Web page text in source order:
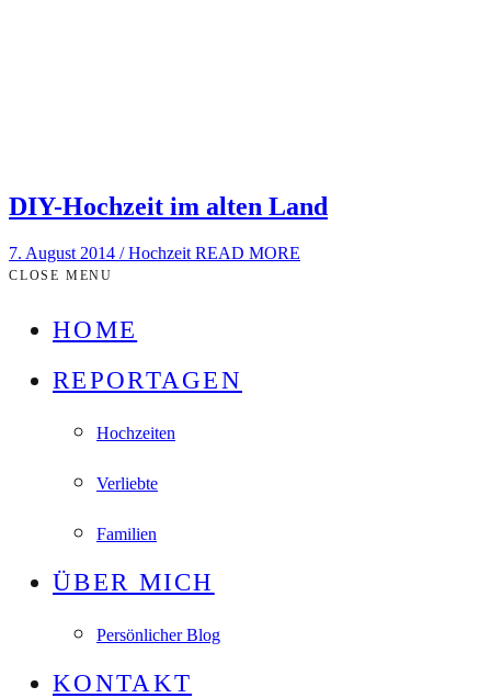
DIY-Hochzeit im alten Land
7. August 2014 /Hochzeit READ MORE
CLOSE MENU
HOME
REPORTAGEN
Hochzeiten
Verliebte
Familien
ÜBER MICH
Persönlicher Blog
KONTAKT